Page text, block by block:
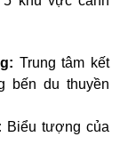
Trung tâm kết
bến du thuyền
Biểu tượng của